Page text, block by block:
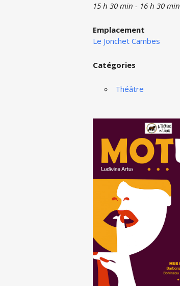
15 h 30 min - 16 h 30 min
Emplacement
Le Jonchet Cambes
Catégories
Théâtre